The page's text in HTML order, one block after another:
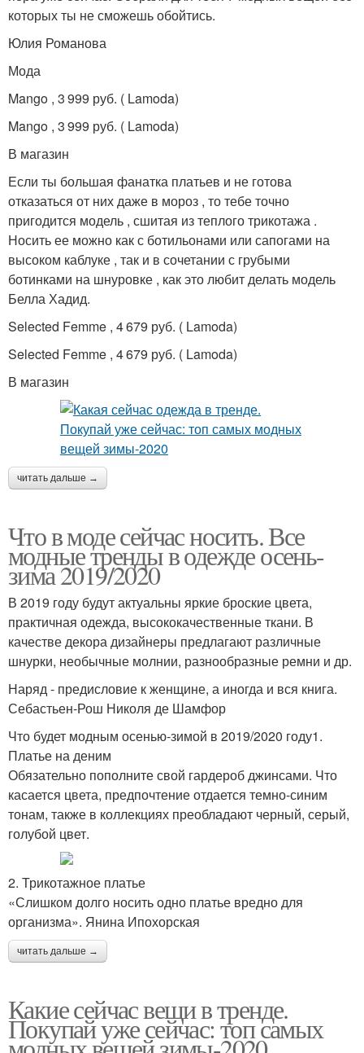
которых ты не сможешь обойтись.
Юлия Романова
Мода
Mango , 3 999 руб. ( Lamoda)
Mango , 3 999 руб. ( Lamoda)
В магазин
Если ты большая фанатка платьев и не готова
отказаться от них даже в мороз , то тебе точно
пригодится модель , сшитая из теплого трикотажа .
Носить ее можно как с ботильонами или сапогами на
высоком каблуке , так и в сочетании с грубыми
ботинками на шнуровке , как это любит делать модель
Белла Хадид.
Selected Femme , 4 679 руб. ( Lamoda)
Selected Femme , 4 679 руб. ( Lamoda)
В магазин
читать дальше →
Что в моде сейчас носить. Все
модные тренды в одежде осень-
зима 2019/2020
В 2019 году будут актуальны яркие броские цвета,
практичная одежда, высококачественные ткани. В
качестве декора дизайнеры предлагают различные
шнурки, необычные молнии, разнообразные ремни и др.
Наряд - предисловие к женщине, а иногда и вся книга.
Себастьен-Рош Николя де Шамфор
Что будет модным осенью-зимой в 2019/2020 году1.
Платье на деним
Обязательно пополните свой гардероб джинсами. Что
касается цвета, предпочтение отдается темно-синим
тонам, также в коллекциях преобладают черный, серый,
голубой цвет.
2. Трикотажное платье
«Слишком долго носить одно платье вредно для
организма». Янина Ипохорская
читать дальше →
Какие сейчас вещи в тренде.
Покупай уже сейчас: топ самых